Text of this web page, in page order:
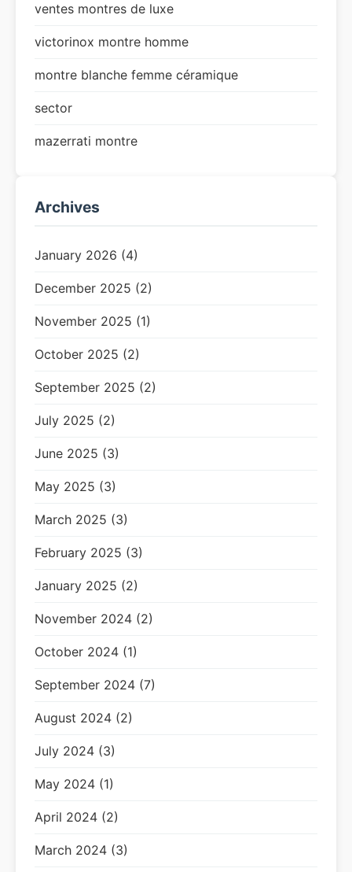
ventes montres de luxe
victorinox montre homme
montre blanche femme céramique
sector
mazerrati montre
Archives
January 2026 (4)
December 2025 (2)
November 2025 (1)
October 2025 (2)
September 2025 (2)
July 2025 (2)
June 2025 (3)
May 2025 (3)
March 2025 (3)
February 2025 (3)
January 2025 (2)
November 2024 (2)
October 2024 (1)
September 2024 (7)
August 2024 (2)
July 2024 (3)
May 2024 (1)
April 2024 (2)
March 2024 (3)